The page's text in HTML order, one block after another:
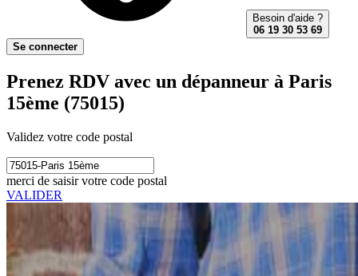
Besoin d'aide ?
06 19 30 53 69
Se connecter
Prenez RDV avec un dépanneur à Paris
15ème (75015)
Validez votre code postal
merci de saisir votre code postal
VALIDER